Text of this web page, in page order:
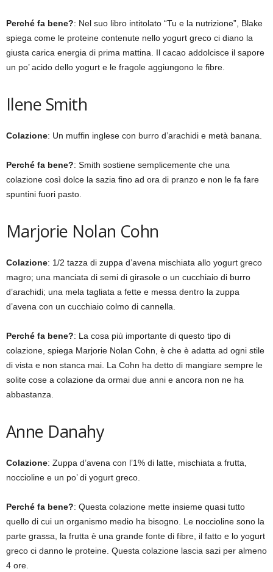
Perché fa bene?: Nel suo libro intitolato “Tu e la nutrizione”, Blake
spiega come le proteine contenute nello yogurt greco ci diano la
giusta carica energia di prima mattina. Il cacao addolcisce il sapore
un po’ acido dello yogurt e le fragole aggiungono le fibre.
Ilene Smith
Colazione: Un muffin inglese con burro d’arachidi e metà banana.
Perché fa bene?: Smith sostiene semplicemente che una
colazione così dolce la sazia fino ad ora di pranzo e non le fa fare
spuntini fuori pasto.
Marjorie Nolan Cohn
Colazione: 1/2 tazza di zuppa d’avena mischiata allo yogurt greco
magro; una manciata di semi di girasole o un cucchiaio di burro
d’arachidi; una mela tagliata a fette e messa dentro la zuppa
d’avena con un cucchiaio colmo di cannella.
Perché fa bene?: La cosa più importante di questo tipo di
colazione, spiega Marjorie Nolan Cohn, è che è adatta ad ogni stile
di vista e non stanca mai. La Cohn ha detto di mangiare sempre le
solite cose a colazione da ormai due anni e ancora non ne ha
abbastanza.
Anne Danahy
Colazione: Zuppa d’avena con l’1% di latte, mischiata a frutta,
noccioline e un po’ di yogurt greco.
Perché fa bene?: Questa colazione mette insieme quasi tutto
quello di cui un organismo medio ha bisogno. Le noccioline sono la
parte grassa, la frutta è una grande fonte di fibre, il fatto e lo yogurt
greco ci danno le proteine. Questa colazione lascia sazi per almeno
4 ore.